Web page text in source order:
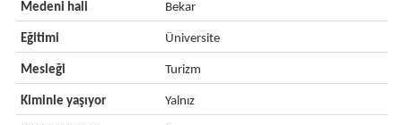
Medeni hali Bekar
Eğitimi Üniversite
Mesleği Turizm
Kiminle yaşıyor Yalnız